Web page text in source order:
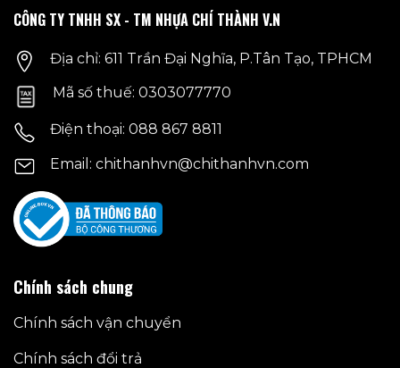
có
được
trên
sản
phẩm
CÔNG TY TNHH SX - TM NHỰA CHÍ THÀNH V.N
Địa chỉ: 611 Trần Đại Nghĩa, P.Tân Tạo, TPHCM
Mã số thuế: 0303077770
Điện thoại: 088 867 8811
Email: chithanhvn@chithanhvn.com
Chính sách chung
Chính sách vận chuyển
Chính sách đổi trả